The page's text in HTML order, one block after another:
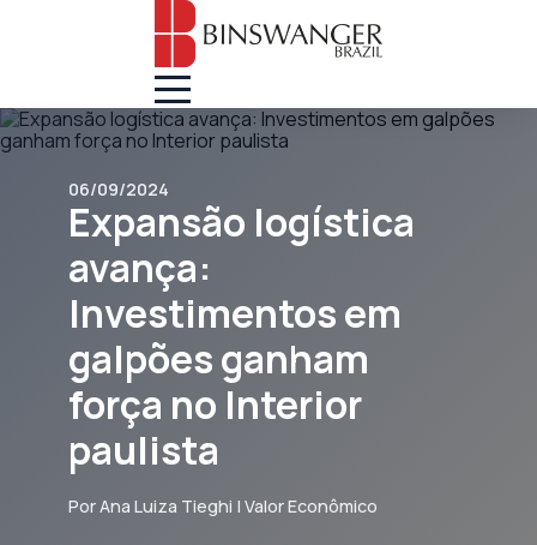
06/09/2024
Expansão logística
avança:
Investimentos em
galpões ganham
força no Interior
paulista
Por Ana Luiza Tieghi | Valor Econômico